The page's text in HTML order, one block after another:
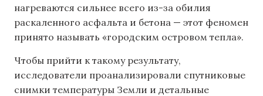
нагреваются сильнее всего из-за обилия
раскаленного асфальта и бетона — этот феномен
принято называть «городским островом тепла».
Чтобы прийти к такому результату,
исследователи проанализировали спутниковые
снимки температуры Земли и детальные